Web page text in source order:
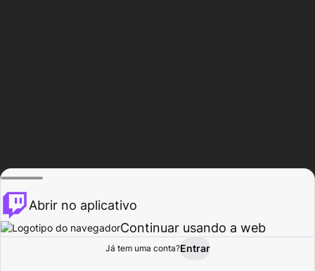
Procurar Atividade
Abrir no aplicativo
Continuar usando a web
Já tem uma conta?Entrar